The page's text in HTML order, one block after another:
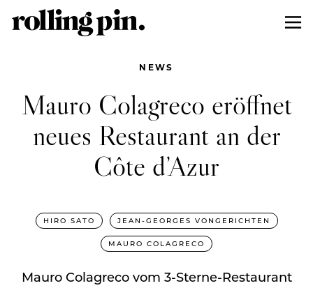
NEWS
Mauro Colagreco eröffnet
neues Restaurant an der
Côte d’Azur
HIRO SATO JEAN-GEORGES VONGERICHTEN
MAURO COLAGRECO
Mauro Colagreco vom 3-Sterne-Restaurant